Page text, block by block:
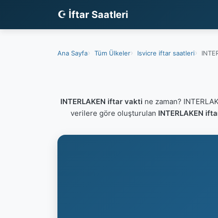
☪ İftar Saatleri
Ana Sayfa Tüm Ülkeler Isvicre iftar saatleri
INTERLAKEN iftar vakti ne zaman?
verilere göre oluşturulan INTERLAKEN